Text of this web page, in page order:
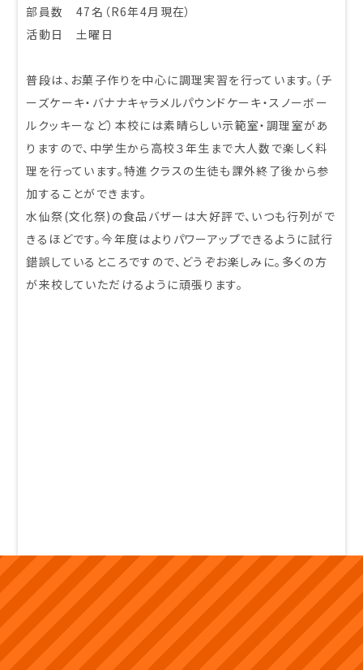
部員数 47名（R6年4⽉現在）
活動⽇ ⼟曜⽇
普段は、お菓⼦作りを中⼼に調理実習を⾏っています。（チ
ーズケーキ・バナナキャラメルパウンドケーキ・スノーボー
ルクッキーなど）本校には素晴らしい⽰範室・調理室があ
りますので、中学⽣から⾼校３年⽣まで⼤⼈数で楽しく料
理を⾏っています。特進クラスの⽣徒も課外終了後から参
加することができます。
水仙祭(⽂化祭)の⾷品バザーは⼤好評で、いつも⾏列がで
きるほどです。今年度はよりパワーアップできるように試⾏
錯誤しているところですので、どうぞお楽しみに。多くの⽅
が来校していただけるように頑張ります。